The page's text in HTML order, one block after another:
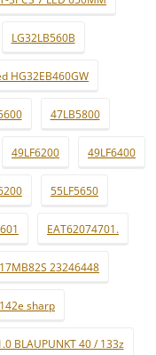
LG32LB560B
HG32EB460GW
47LB5800
49LF6200 49LF6400
55LF5650
EAT62074701.
23246448
sharp
BLAUPUNKT 40 / 133z